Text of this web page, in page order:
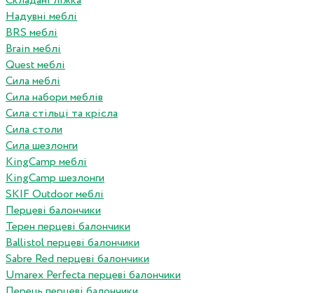
Надувні меблі
BRS меблі
Brain меблі
Quest меблі
Сила меблі
Сила набори меблів
Сила стільці та крісла
Сила столи
Сила шезлонги
KingCamp меблі
KingCamp шезлонги
SKIF Outdoor меблі
Перцеві балончики
Терен перцеві балончики
Ballistol перцеві балончики
Sabre Red перцеві балончики
Umarex Perfecta перцеві балончики